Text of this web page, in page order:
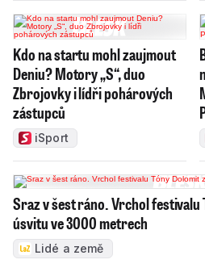
Kdo na startu mohl zaujmout
Deniu? Motory „S“, duo
Zbrojovky i lídři pohárových
zástupců
iSport
Sraz v šest ráno. Vrchol festivalu
úsvitu ve 3000 metrech
Lidé a země